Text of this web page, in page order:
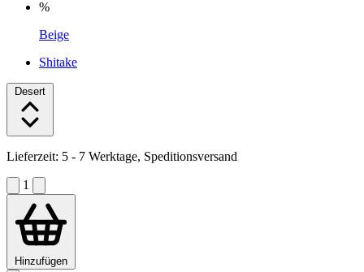
%
Beige
Shitake
Desert
Lieferzeit: 5 - 7 Werktage, Speditionsversand
1
Hinzufügen